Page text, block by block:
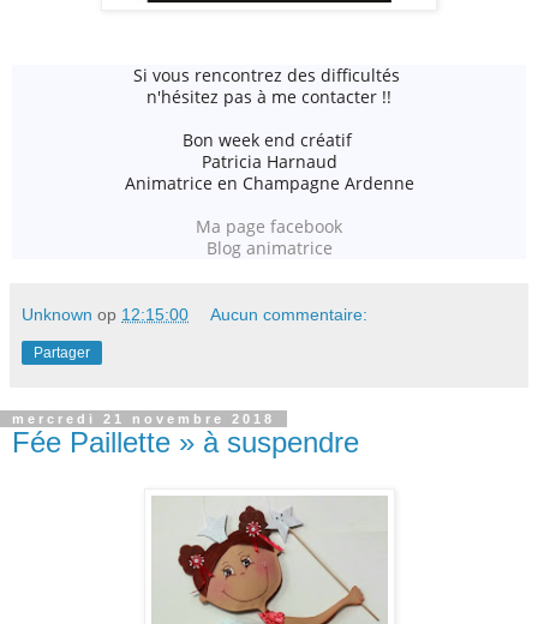
Si vous rencontrez des difficultés
n'hésitez pas à me contacter !!
Bon week end créatif
Patricia Harnaud
Animatrice en Champagne Ardenne
Ma page facebook
Blog animatrice
Unknown op 12:15:00 Aucun commentaire:
Partager
mercredi 21 novembre 2018
Fée Paillette » à suspendre